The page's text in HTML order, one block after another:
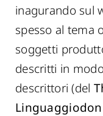
inagurando sul
spesso al tema
soggetti
descritti in
descrittori (del